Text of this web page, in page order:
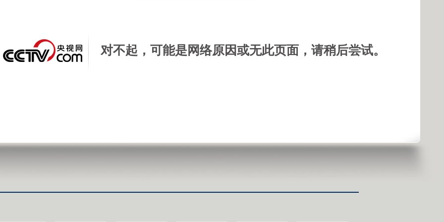
对不起，可能是网络原因或无此页面，请稍后尝试。